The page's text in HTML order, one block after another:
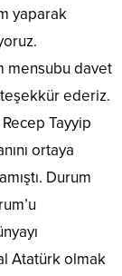
yaparak
mensubu davet
ederiz.
Recep Tayyip
ortaya
Durum
Atatürk olmak